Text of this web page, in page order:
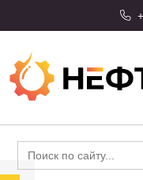
Search
for: